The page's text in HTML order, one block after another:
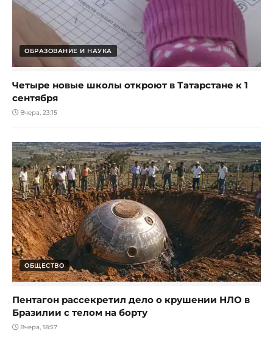
ОБРАЗОВАНИЕ И НАУКА
Четыре новые школы откроют в Татарстане к 1
сентября
Вчера, 23:15
ОБЩЕСТВО
Пентагон рассекретил дело о крушении НЛО в
Бразилии с телом на борту
Вчера, 18:57